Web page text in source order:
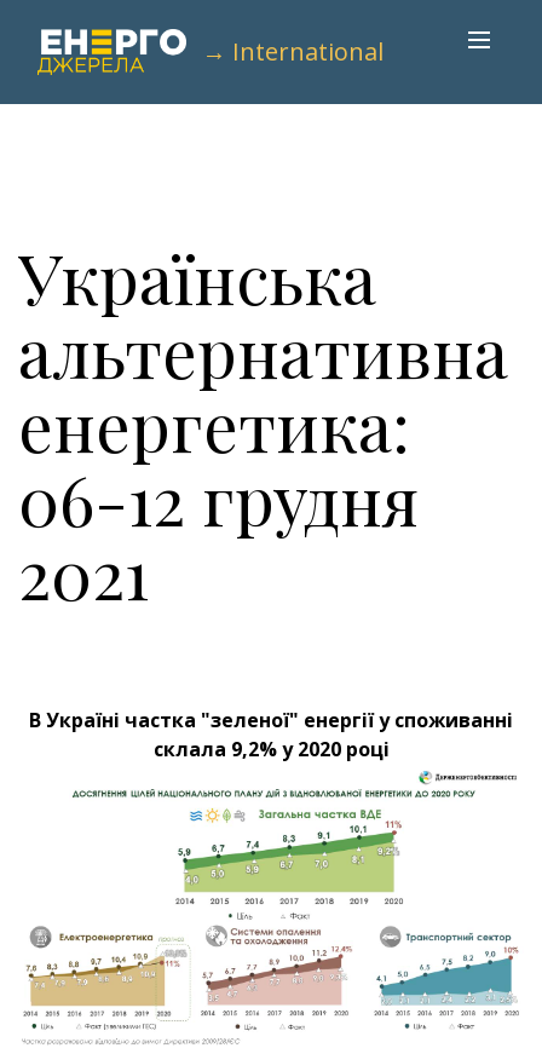
→ International
Українська
альтернативна
енергетика:
06-12 грудня
2021
В Україні частка "зеленої" енергії у споживанні
склала 9,2% у 2020 році